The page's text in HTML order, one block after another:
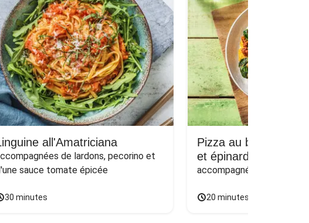
all'Amatriciana
de lardons, pecorino et
sauce tomate épicée
30 minutes
Pizza au bœuf
et épinards sur naan
accompagnée d'une salade
20 minutes